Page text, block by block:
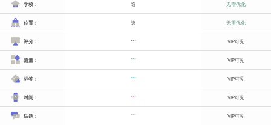
学校： 隐 无需优化
位置： 隐 无需优化
评分： *** VIP可见
流量： *** VIP可见
标签： *** VIP可见
时间： *** VIP可见
话题： *** VIP可见